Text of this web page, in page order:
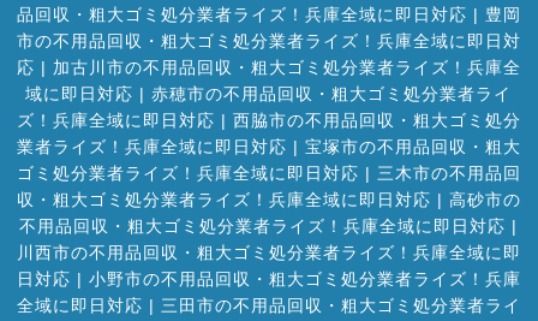
品回収・粗大ゴミ処分業者ライズ！兵庫全域に即日対応 | 豊岡
市の不用品回収・粗大ゴミ処分業者ライズ！兵庫全域に即日対
応 | 加古川市の不用品回収・粗大ゴミ処分業者ライズ！兵庫全
域に即日対応 | 赤穂市の不用品回収・粗大ゴミ処分業者ライ
ズ！兵庫全域に即日対応 | 西脇市の不用品回収・粗大ゴミ処分
業者ライズ！兵庫全域に即日対応 | 宝塚市の不用品回収・粗大
ゴミ処分業者ライズ！兵庫全域に即日対応 | 三木市の不用品回
収・粗大ゴミ処分業者ライズ！兵庫全域に即日対応 | 高砂市の
不用品回収・粗大ゴミ処分業者ライズ！兵庫全域に即日対応 |
川西市の不用品回収・粗大ゴミ処分業者ライズ！兵庫全域に即
日対応 | 小野市の不用品回収・粗大ゴミ処分業者ライズ！兵庫
全域に即日対応 | 三田市の不用品回収・粗大ゴミ処分業者ライ